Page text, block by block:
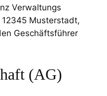
Verwaltungs
Musterstadt,
Geschäftsführer
(AG)